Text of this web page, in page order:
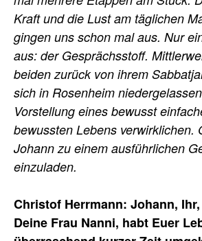
Kraft und die Lust am täglichen
gingen uns schon mal aus. Nur
aus: der Gesprächsstoff.
beiden zurück von ihrem
sich in Rosenheim
Vorstellung eines bewusst
bewussten Lebens verwirklichen.
Johann zu einem ausführlichen
einzuladen.
Christof Herrmann: Johann,
Deine Frau Nanni, habt Euer